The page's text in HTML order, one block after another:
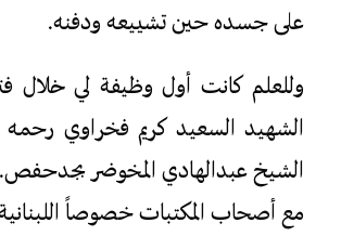
على جسده حين تشييعه ودفنه.
وللعلم كانت أول وظيفة لي خلال
الشهيد السعيد كريم فخراوي رحمه
الشيخ عبدالهادي المخوضر
مع أصحاب المكتبات خصوصاً